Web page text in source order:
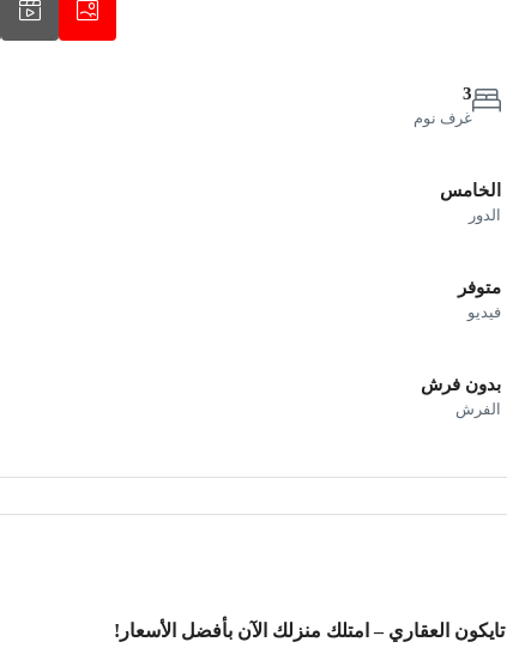
3
غرف نوم
الخامس
الدور
متوفر
فيديو
بدون فرش
الفرش
العقاري – امتلك منزلك الآن بأفضل الأسعار!